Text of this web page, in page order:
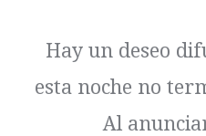
Hay un deseo
esta noche no
Al